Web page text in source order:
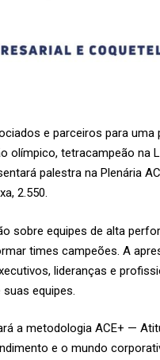
e parceiros para
olímpico, tetracampeão na
palestra na Plenária
2.550.
sobre equipes de alta
times campeões. A
lideranças e
equipes.
a metodologia ACE+ —
e o mundo